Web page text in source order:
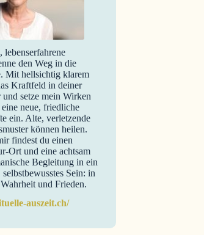
lebenserfahrene
den Weg in die
Mit hellsichtig klarem
Kraftfeld in deiner
und setze mein Wirken
neue, friedliche
ein. Alte, verletzende
können heilen.
findest du einen
Ort und eine achtsam
Begleitung in ein
Sein: in
und Frieden.
auszeit.ch/